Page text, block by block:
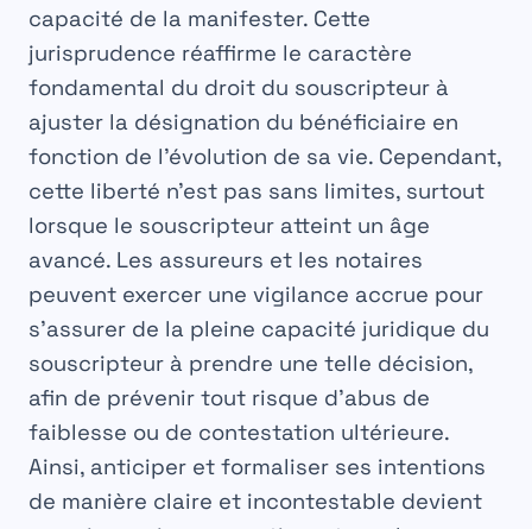
capacité de la manifester. Cette
jurisprudence réaffirme le caractère
fondamental du droit du souscripteur à
ajuster la désignation du bénéficiaire en
fonction de l’évolution de sa vie. Cependant,
cette liberté n’est pas sans limites, surtout
lorsque le souscripteur atteint un âge
avancé. Les assureurs et les notaires
peuvent exercer une vigilance accrue pour
s’assurer de la pleine capacité juridique du
souscripteur à prendre une telle décision,
afin de prévenir tout risque d’abus de
faiblesse ou de contestation ultérieure.
Ainsi, anticiper et formaliser ses intentions
de manière claire et incontestable devient